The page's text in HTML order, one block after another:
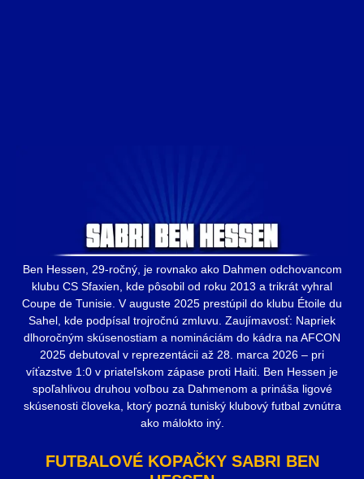
Ben Hessen, 29-ročný, je rovnako ako Dahmen odchovancom
klubu CS Sfaxien, kde pôsobil od roku 2013 a trikrát vyhral
Coupe de Tunisie. V auguste 2025 prestúpil do klubu Étoile du
Sahel, kde podpísal trojročnú zmluvu. Zaujímavosť: Napriek
dlhoročným skúsenostiam a nomináciám do kádra na AFCON
2025 debutoval v reprezentácii až 28. marca 2026 – pri
víťazstve 1:0 v priateľskom zápase proti Haiti. Ben Hessen je
spoľahlivou druhou voľbou za Dahmenom a prináša ligové
skúsenosti človeka, ktorý pozná tuniský klubový futbal zvnútra
ako málokto iný.
FUTBALOVÉ KOPAČKY SABRI BEN